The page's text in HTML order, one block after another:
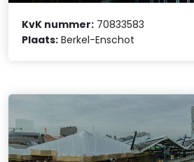
KvK nummer: 70833583
Plaats: Berkel-Enschot